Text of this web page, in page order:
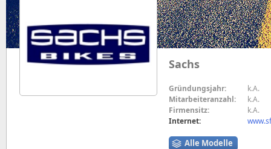
Sachs
Gründungsjahr:
k.A.
Mitarbeiteranzahl:
k.A.
Firmensitz:
k.A.
Internet:
Alle Modelle